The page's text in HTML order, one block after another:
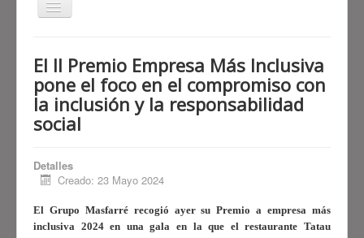
Cambiar
navegación
Noticias Alianzas Participa Diagnóstico
El proyecto Huesca más inclusiva
Ayuntamiento de Huesca
Fundación “la Caixa
de Aragón, laDiputación Provincial
de Huesca, la Comarca de
El II Premio Empresa Más Inclusiva
pone el foco en el compromiso con
la inclusión y la responsabilidad
social
Detalles
Creado: 23 Mayo 2024
El Grupo Masfarré recogió ayer su Premio a empresa más
inclusiva 2024 en una gala en la que el restaurante Tatau